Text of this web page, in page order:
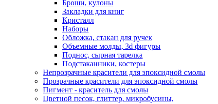
Броши, кулоны
Закладки для книг
Кристалл
Наборы
Обложка, стакан для ручек
Объемные молды, 3d фигуры
Поднос, сырная тарелка
Подстаканники, костеры
Непрозрачные красители для эпоксидной смолы
Прозрачные красители для эпоксидной смолы
Пигмент - краситель для смолы
Цветной песок, глиттер, микробусины,